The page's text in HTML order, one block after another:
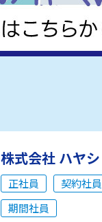
株式会社 ハヤシ
正社員
契約社員
期間社員